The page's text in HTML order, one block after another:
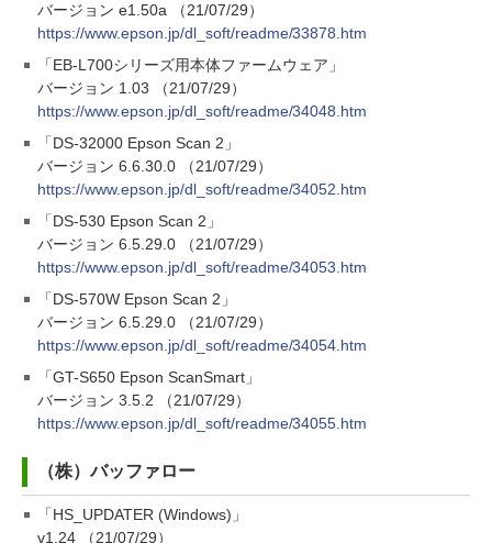
バージョン e1.50a （21/07/29）
https://www.epson.jp/dl_soft/readme/33878.htm
「EB-L700シリーズ用本体ファームウェア」
バージョン 1.03 （21/07/29）
https://www.epson.jp/dl_soft/readme/34048.htm
「DS-32000 Epson Scan 2」
バージョン 6.6.30.0 （21/07/29）
https://www.epson.jp/dl_soft/readme/34052.htm
「DS-530 Epson Scan 2」
バージョン 6.5.29.0 （21/07/29）
https://www.epson.jp/dl_soft/readme/34053.htm
「DS-570W Epson Scan 2」
バージョン 6.5.29.0 （21/07/29）
https://www.epson.jp/dl_soft/readme/34054.htm
「GT-S650 Epson ScanSmart」
バージョン 3.5.2 （21/07/29）
https://www.epson.jp/dl_soft/readme/34055.htm
（株）バッファロー
「HS_UPDATER (Windows)」
v1.24 （21/07/29）